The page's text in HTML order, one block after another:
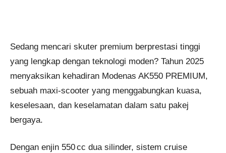
Sedang mencari skuter premium berprestasi tinggi
yang lengkap dengan teknologi moden? Tahun 2025
menyaksikan kehadiran Modenas AK550 PREMIUM,
sebuah maxi-scooter yang menggabungkan kuasa,
keselesaan, dan keselamatan dalam satu pakej
bergaya.
Dengan enjin 550 cc dua silinder, sistem cruise